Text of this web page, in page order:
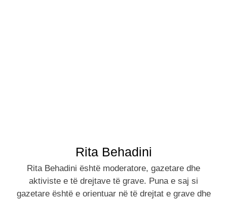
Rita Behadini
Rita Behadini është moderatore, gazetare dhe
aktiviste e të drejtave të grave. Puna e saj si
gazetare është e orientuar në të drejtat e grave dhe